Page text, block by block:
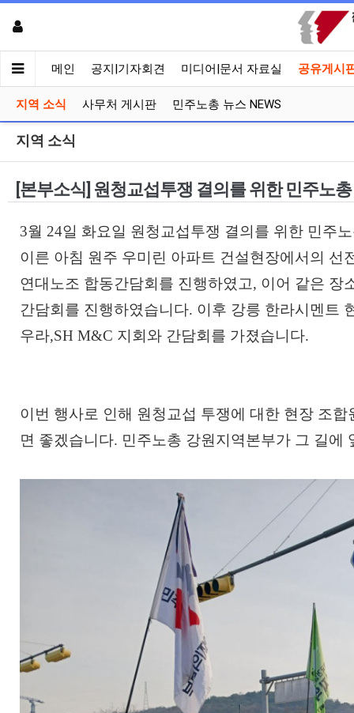
메인 공지|기자회견 미디어|문서 자료실 공유게시
지역 소식 사무처 게시판 민주노총 뉴스 NEWS
지역 소식
[본부소식] 원청교섭투쟁 결의를 위한 민주노
3월 24일 화요일 원청교섭투쟁 결의를 위한 민주
이른 아침 원주 우미린 아파트 건설현장에서의
연대노조 합동간담회를 진행하였고, 이어 같은
간담회를 진행하였습니다. 이후 강릉 한라시멘트
우라,SH M&C 지회와 간담회를 가졌습니다.
이번 행사로 인해 원청교섭 투쟁에 대한 현장 조
면 좋겠습니다. 민주노총 강원지역본부가 그 길에